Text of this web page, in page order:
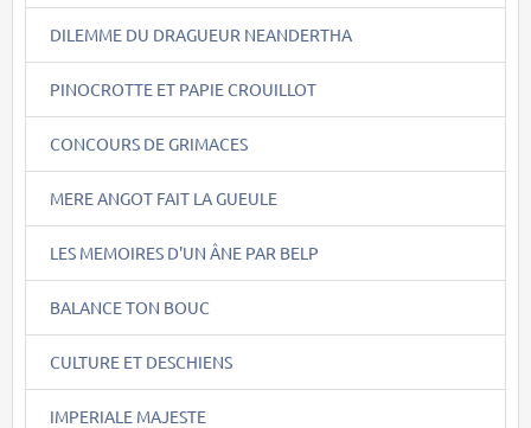
DILEMME DU DRAGUEUR NEANDERTHA
PINOCROTTE ET PAPIE CROUILLOT
CONCOURS DE GRIMACES
MERE ANGOT FAIT LA GUEULE
LES MEMOIRES D'UN ÂNE PAR BELP
BALANCE TON BOUC
CULTURE ET DESCHIENS
IMPERIALE MAJESTE